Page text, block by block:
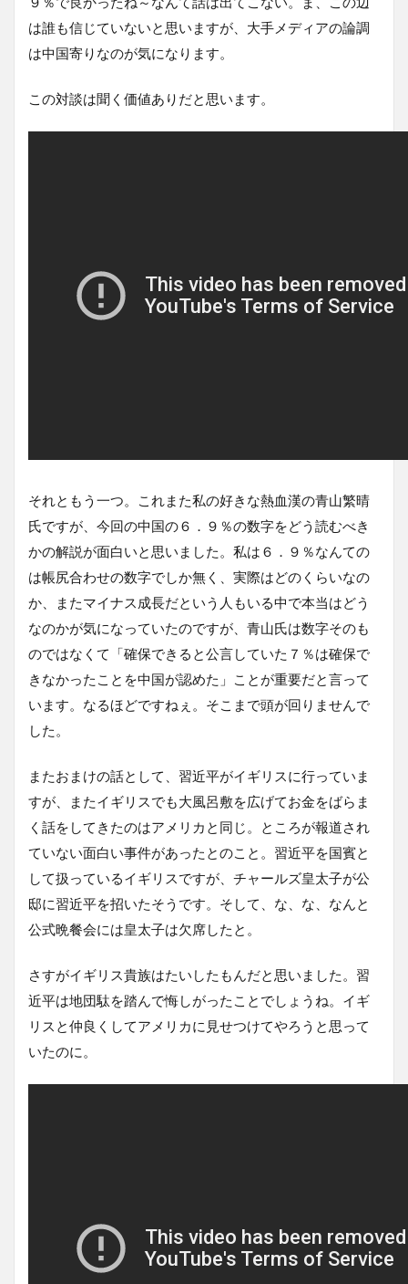
は誰も信じていないと思いますが、大手メディアの論調
は中国寄りなのが気になります。
この対談は聞く価値ありだと思います。
それともう一つ。これまた私の好きな熱血漢の青山繁晴
氏ですが、今回の中国の６．９％の数字をどう読むべき
かの解説が面白いと思いました。私は６．９％なんての
は帳尻合わせの数字でしか無く、実際はどのくらいなの
か、またマイナス成長だという人もいる中で本当はどう
なのかが気になっていたのですが、青山氏は数字そのも
のではなくて「確保できると公言していた７％は確保で
きなかったことを中国が認めた」ことが重要だと言って
います。なるほどですねぇ。そこまで頭が回りませんで
した。
またおまけの話として、習近平がイギリスに行っていま
すが、またイギリスでも大風呂敷を広げてお金をばらま
く話をしてきたのはアメリカと同じ。ところが報道され
ていない面白い事件があったとのこと。習近平を国賓と
して扱っているイギリスですが、チャールズ皇太子が公
邸に習近平を招いたそうです。そして、な、な、なんと
公式晩餐会には皇太子は欠席したと。
さすがイギリス貴族はたいしたもんだと思いました。習
近平は地団駄を踏んで悔しがったことでしょうね。イギ
リスと仲良くしてアメリカに見せつけてやろうと思って
いたのに。